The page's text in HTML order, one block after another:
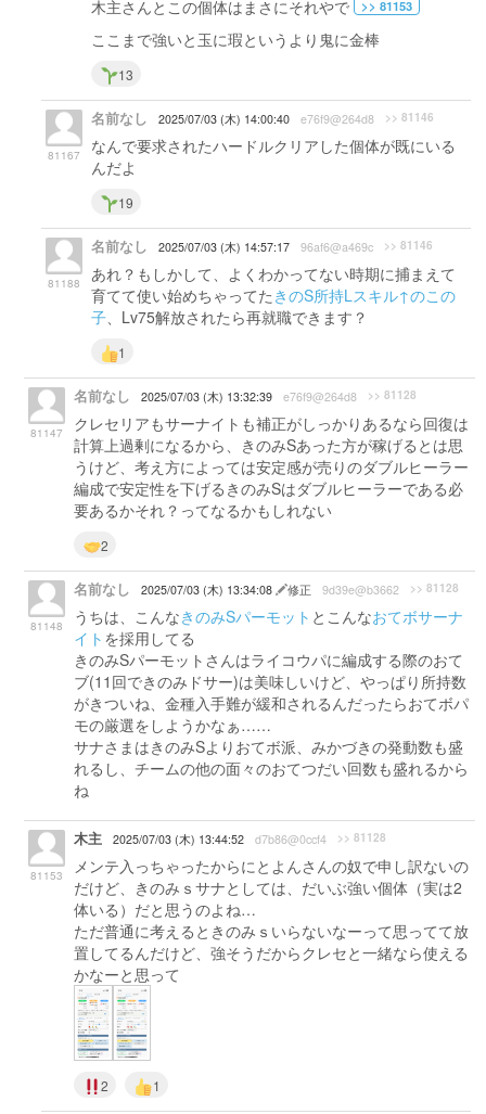
木主さんとこの個体はまさにそれやで >> 81153
ここまで強いと玉に瑕というより鬼に金棒
13
81167
名前なし 2025/07/03 (木) 14:00:40 e76f9@264d8 >> 81146
なんで要求されたハードルクリアした個体が既にいる
んだよ
19
81188
名前なし 2025/07/03 (木) 14:57:17 96af6@a469c >> 81146
あれ？もしかして、よくわかってない時期に捕まえて
育てて使い始めちゃってた きのS所持Lスキル↑のこの
子、Lv75解放されたら再就職できます？
1
81147
名前なし 2025/07/03 (木) 13:32:39 e76f9@264d8 >> 81128
クレセリアもサーナイトも補正がしっかりあるなら回復は
計算上過剰になるから、きのみSあった方が稼げるとは思
うけど、考え方によっては安定感が売りのダブルヒーラー
編成で安定性を下げるきのみSはダブルヒーラーである必
要あるかそれ？ってなるかもしれない
2
81148
名前なし 2025/07/03 (木) 13:34:08 修正 9d39e@b3662 >> 81128
うちは、こんなきのみSパーモット とこんなおてボサーナ
イト を採用してる
きのみSパーモットさんはライコウパに編成する際のおて
ブ(11回できのみドサー)は美味しいけど、やっぱり所持数
がきついね、金種入手難が緩和されるんだったらおてボパ
モの厳選をしようかなぁ……
サナさまはきのみSよりおてボ派、みかづきの発動数も盛
れるし、チームの他の面々のおてつだい回数も盛れるから
ね
81153
木主 2025/07/03 (木) 13:44:52 d7b86@0ccf4 >> 81128
メンテ入っちゃったからにとよんさんの奴で申し訳ないの
だけど、きのみｓサナとしては、だいぶ強い個体（実は2
体いる）だと思うのよね…
ただ普通に考えるときのみｓいらないなーって思ってて放
置してるんだけど、強そうだからクレセと一緒なら使える
かなーと思って
2 1